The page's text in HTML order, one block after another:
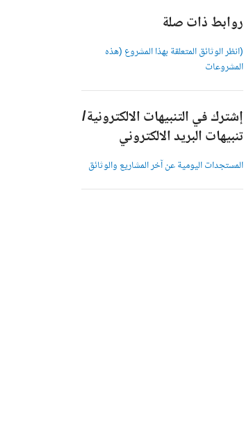
روابط ذات صلة
(انظر الوثائق المتعلقة بهذا المشروع (هذه
المشروعات
إشترك في التنبيهات الالكترونية/
تنبيهات البريد الالكتروني
المستجدات اليومية عن آخر المشاريع والوثائق